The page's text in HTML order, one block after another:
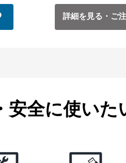
詳細を見る・ご
安全に使い